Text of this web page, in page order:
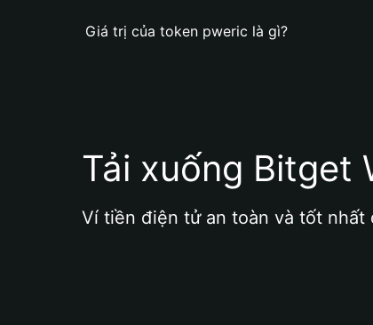
Giá trị của token pweric là gì?
Tải xuống Bitget
Ví tiền điện tử an toàn và tốt